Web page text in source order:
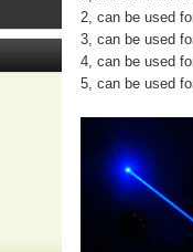
2, can be used
3, can be used
4, can be used
5, can be used